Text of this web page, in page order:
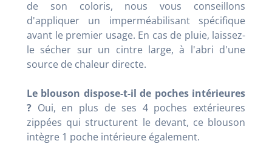
de son coloris, nous vous conseillons
d'appliquer un imperméabilisant spécifique
avant le premier usage. En cas de pluie, laissez-
le sécher sur un cintre large, à l'abri d'une
source de chaleur directe.
Le blouson dispose-t-il de poches intérieures
? Oui, en plus de ses 4 poches extérieures
zippées qui structurent le devant, ce blouson
intègre 1 poche intérieure également.